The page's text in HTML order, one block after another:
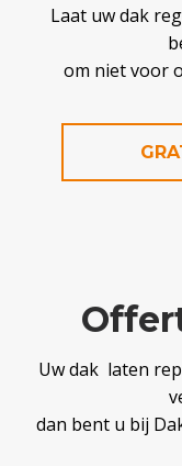
Laat uw dak
om niet voor
Uw dak laten
dan bent u bij